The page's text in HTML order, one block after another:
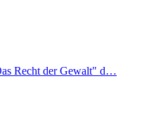
Recht der Gewalt" d…